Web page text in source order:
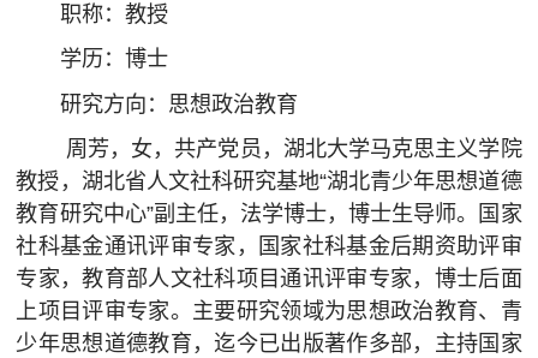
职称：教授
学历：博士
研究方向：思想政治教育
周芳，女，共产党员，湖北大学马克思主义学院
教授，湖北省人文社科研究基地“湖北青少年思想道德
教育研究中心”副主任，法学博士，博士生导师。国家
社科基金通讯评审专家，国家社科基金后期资助评审
专家，教育部人文社科项目通讯评审专家，博士后面
上项目评审专家。主要研究领域为思想政治教育、青
少年思想道德教育，迄今已出版著作多部，主持国家